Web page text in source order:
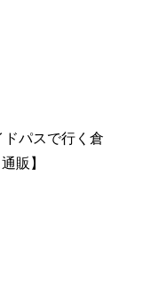
ドパスで行く倉
販】